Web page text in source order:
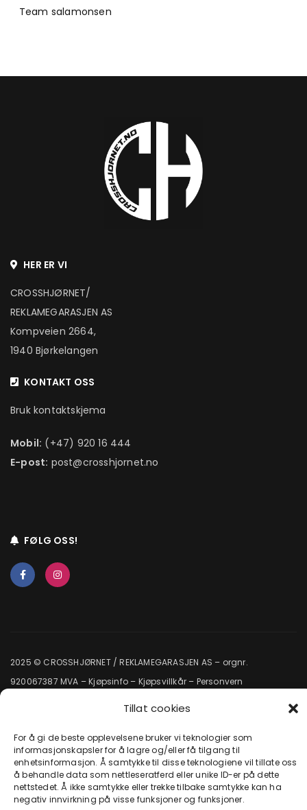
Tillat cookies
For å gi de beste opplevelsene bruker vi teknologier som
informasjonskapsler for å lagre og/eller få tilgang til
enhetsinformasjon. Å samtykke til disse teknologiene vil tillate oss
å behandle data som nettleseratferd eller unike ID-er på dette
nettstedet. Å ikke samtykke eller trekke tilbake samtykke kan ha
negativ innvirkning på visse funksjoner og funksjoner.
Team salamonsen
HER ER VI
CROSSHJØRNET/
REKLAMEGARASJEN AS
Kompveien 2664,
1940 Bjørkelangen
KONTAKT OSS
Bruk kontaktskjema
Mobil: (+47) 920 16 444
E-post: post@crosshjornet.no
FØLG OSS!
2025 © CROSSHJØRNET / REKLAMEGARASJEN AS – orgnr.
920067387 MVA –Kjøpsinfo – Kjøpsvillkår – Personvern